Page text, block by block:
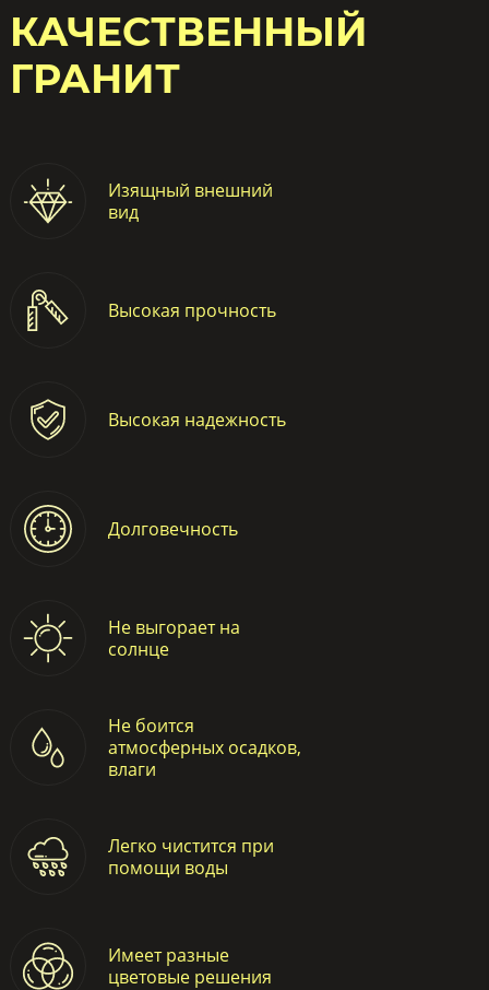
КАЧЕСТВЕННЫЙ
ГРАНИТ
Изящный внешний
вид
Высокая прочность
Высокая надежность
Долговечность
Не выгорает на
солнце
Не боится
атмосферных осадков,
влаги
Легко чистится при
помощи воды
Имеет разные
цветовые решения